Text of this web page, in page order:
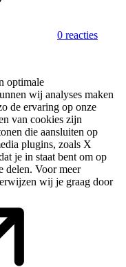
0 reacties
optimale
wij analyses maken
de ervaring op onze
van cookies zijn
die aansluiten op
plugins, zoals X
je in staat bent om op
delen. Voor meer
wij je graag door